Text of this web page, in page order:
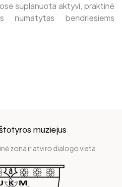
suplanuota aktyvi, praktinė
numatytas bendriesiems
muziejus
zona ir atviro dialogo vieta.